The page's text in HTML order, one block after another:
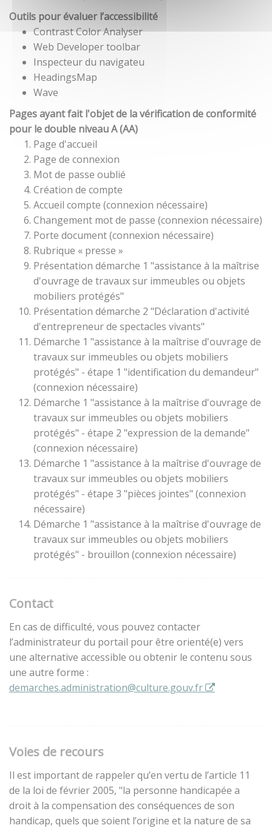
Outils pour évaluer l’accessibilité
Contrast Color Analyser
Web Developer toolbar
Inspecteur du navigateu
HeadingsMap
Wave
Pages ayant fait l'objet de la vérification de conformité
pour le double niveau A (AA)
Page d'accueil
Page de connexion
Mot de passe oublié
Création de compte
Accueil compte (connexion nécessaire)
Changement mot de passe (connexion nécessaire)
Porte document (connexion nécessaire)
Rubrique « presse »
Présentation démarche 1 "assistance à la maîtrise
d'ouvrage de travaux sur immeubles ou objets
mobiliers protégés"
Présentation démarche 2 "Déclaration d'activité
d'entrepreneur de spectacles vivants"
Démarche 1 "assistance à la maîtrise d'ouvrage de
travaux sur immeubles ou objets mobiliers
protégés" - étape 1 "identification du demandeur"
(connexion nécessaire)
Démarche 1 "assistance à la maîtrise d'ouvrage de
travaux sur immeubles ou objets mobiliers
protégés" - étape 2 "expression de la demande"
(connexion nécessaire)
Démarche 1 "assistance à la maîtrise d'ouvrage de
travaux sur immeubles ou objets mobiliers
protégés" - étape 3 "pièces jointes" (connexion
nécessaire)
Démarche 1 "assistance à la maîtrise d'ouvrage de
travaux sur immeubles ou objets mobiliers
protégés" - brouillon (connexion nécessaire)
Contact
En cas de difficulté, vous pouvez contacter
l’administrateur du portail pour être orienté(e) vers
une alternative accessible ou obtenir le contenu sous
une autre forme :
demarches.administration@culture.gouv.fr
Voies de recours
Il est important de rappeler qu’en vertu de l’article 11
de la loi de février 2005, "la personne handicapée a
droit à la compensation des conséquences de son
handicap, quels que soient l’origine et la nature de sa